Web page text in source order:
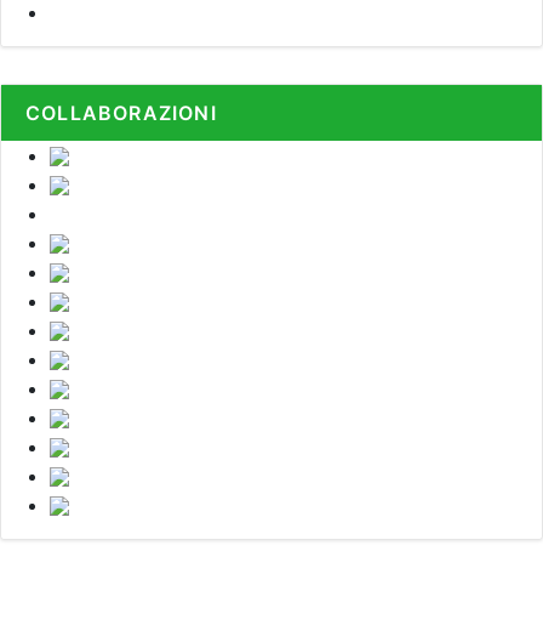
COLLABORAZIONI